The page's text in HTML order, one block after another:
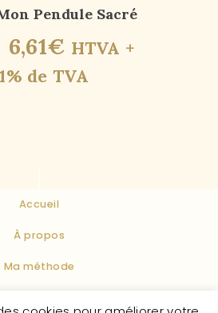
Pendule Sacré
6,61€ HTVA +
de TVA
Accueil
À propos
Ma méthode
de Vente